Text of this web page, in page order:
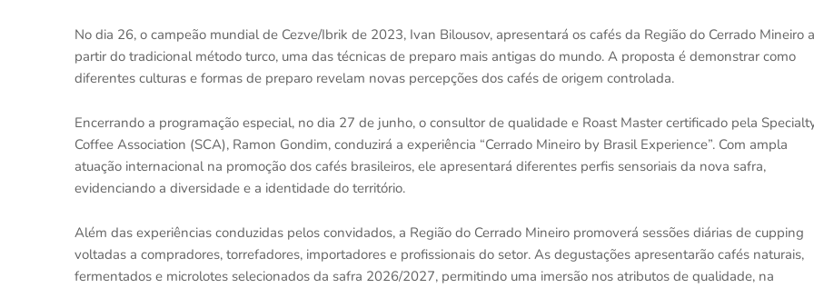
No dia 26, o campeão mundial de Cezve/Ibrik de 2023, Ivan Bilousov, apresentará os cafés da Região do Cerrado Mineiro a
partir do tradicional método turco, uma das técnicas de preparo mais antigas do mundo. A proposta é demonstrar como
diferentes culturas e formas de preparo revelam novas percepções dos cafés de origem controlada.
Encerrando a programação especial, no dia 27 de junho, o consultor de qualidade e Roast Master certificado pela
Coffee Association (SCA), Ramon Gondim, conduzirá a experiência “Cerrado Mineiro by Brasil Experience”. Com ampla
atuação internacional na promoção dos cafés brasileiros, ele apresentará diferentes perfis sensoriais da nova safra,
evidenciando a diversidade e a identidade do território.
Além das experiências conduzidas pelos convidados, a Região do Cerrado Mineiro promoverá sessões diárias de cupping
voltadas a compradores, torrefadores, importadores e profissionais do setor. As degustações apresentarão cafés naturais,
fermentados e microlotes selecionados da safra 2026/2027, permitindo uma imersão nos atributos de qualidade, na